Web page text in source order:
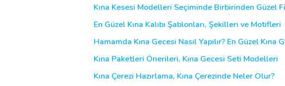
Kına Kesesi Modelleri Seçiminde Birbirinden Güzel
En Güzel Kına Kalıbı Şablonları, Şekilleri ve Motifleri
Hamamda Kına Gecesi Nasıl Yapılır? En Güzel Kına
Kına Paketleri Önerileri, Kına Gecesi Seti Modelleri
Kına Çerezi Hazırlama, Kına Çerezinde Neler Olur?